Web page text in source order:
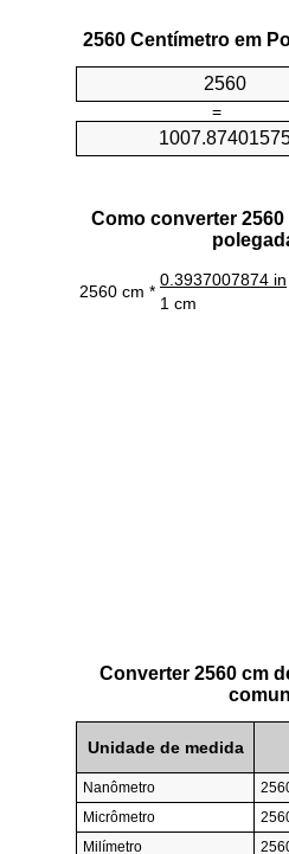
2560 Centímetro em
=
Como converter
2560 cm *
0.3937007874 in
1 cm
Converter 2560 cm
Unidade de medida
Nanômetro
Micrômetro
Milímetro